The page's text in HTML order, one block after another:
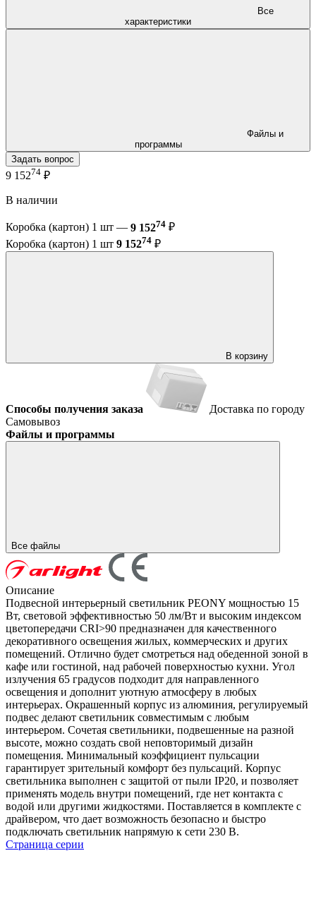
характеристики
программы
Задать вопрос
9 15274 ₽
В наличии
Коробка (картон) 1 шт — 9 15274 ₽
Коробка (картон) 1 шт 9 15274 ₽
В корзину
Способы получения заказа
Доставка по городу
Самовывоз
Файлы и программы
Все файлы
Описание
Подвесной интерьерный светильник PEONY мощностью 15
Вт, световой эффективностью 50 лм/Вт и высоким индексом
цветопередачи CRI>90 предназначен для качественного
декоративного освещения жилых, коммерческих и других
помещений. Отлично будет смотреться над обеденной зоной в
кафе или гостиной, над рабочей поверхностью кухни. Угол
излучения 65 градусов подходит для направленного
освещения и дополнит уютную атмосферу в любых
интерьерах. Окрашенный корпус из алюминия, регулируемый
подвес делают светильник совместимым с любым
интерьером. Сочетая светильники, подвешенные на разной
высоте, можно создать свой неповторимый дизайн
помещения. Минимальный коэффициент пульсации
гарантирует зрительный комфорт без пульсаций. Корпус
светильника выполнен с защитой от пыли IP20, и позволяет
применять модель внутри помещений, где нет контакта с
водой или другими жидкостями. Поставляется в комплекте с
драйвером, что дает возможность безопасно и быстро
подключать светильник напрямую к сети 230 В.
Страница серии